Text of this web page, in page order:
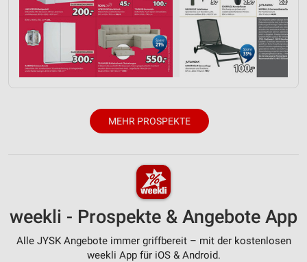
MEHR PROSPEKTE
weekli - Prospekte & Angebote App
Alle JYSK Angebote immer griffbereit – mit der kostenlosen
weekli App für iOS & Android.
Messung der Werbeleistung
Messung der Performance von Inhalten
Analyse von Zielgruppen durch Statistiken oder
Entwicklung und Verbesserung der Angebote
Verwendung genauer Standortdaten
Geräte anhand von aktiv angeforderten
Informationen identifizieren